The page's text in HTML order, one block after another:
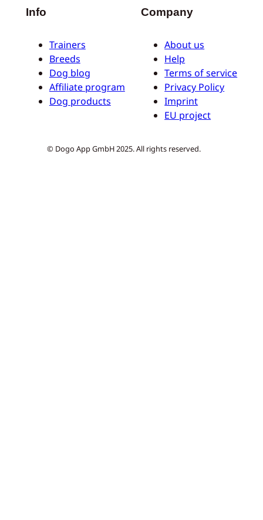
Info
Trainers
Breeds
Dog blog
Affiliate program
Dog products
Company
About us
Help
Terms of service
Privacy Policy
Imprint
EU project
© Dogo App GmbH 2025. All rights reserved.